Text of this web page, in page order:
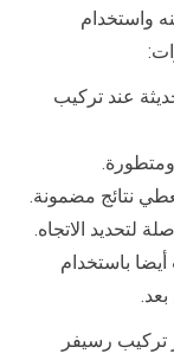
واستخدام
عند تركيب
نتائج مضمونة.
لتحديد الاتجاه.
باستخدام
تركيب رسيفر